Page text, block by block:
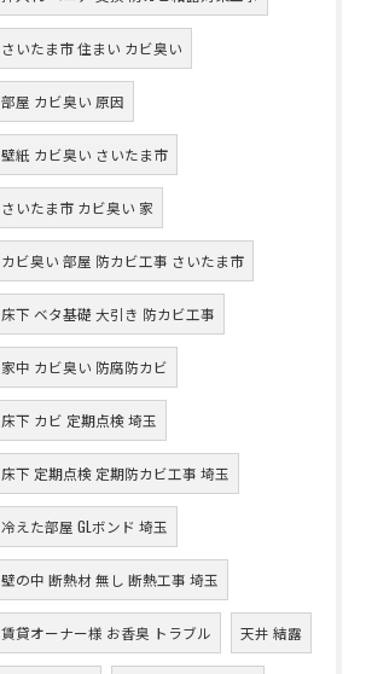
さいたま市 住まい カビ臭い
部屋 カビ臭い 原因
壁紙 カビ臭い さいたま市
さいたま市 カビ臭い 家
カビ臭い 部屋 防カビ工事 さいたま市
床下 ベタ基礎 大引き 防カビ工事
家中 カビ臭い 防腐防カビ
床下 カビ 定期点検 埼玉
床下 定期点検 定期防カビ工事 埼玉
冷えた部屋 GLボンド 埼玉
壁の中 断熱材 無し 断熱工事 埼玉
賃貸オーナー様 お香臭 トラブル 天井 結露